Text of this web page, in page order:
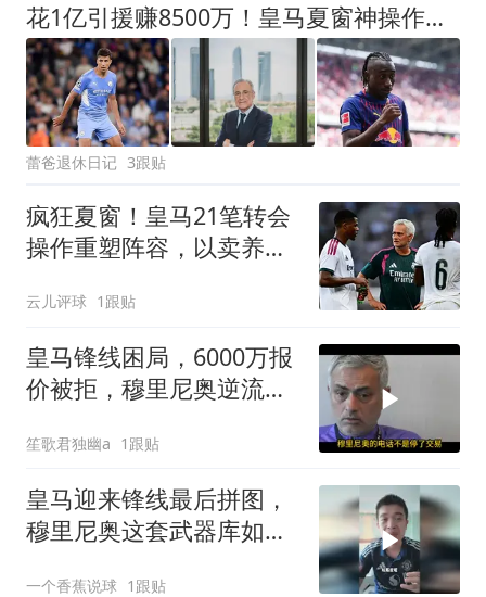
花1亿引援赚8500万！皇马夏窗神操作，不靠老板硬砸两大巨星
蕾爸退休日记 3跟贴
疯狂夏窗！皇马21笔转会
操作重塑阵容，以卖养买
云儿评球 1跟贴
皇马锋线困局，6000万报
价被拒，穆里尼奥逆流而
笙歌君独幽a 1跟贴
皇马迎来锋线最后拼图，
穆里尼奥这套武器库如何
一个香蕉说球 1跟贴